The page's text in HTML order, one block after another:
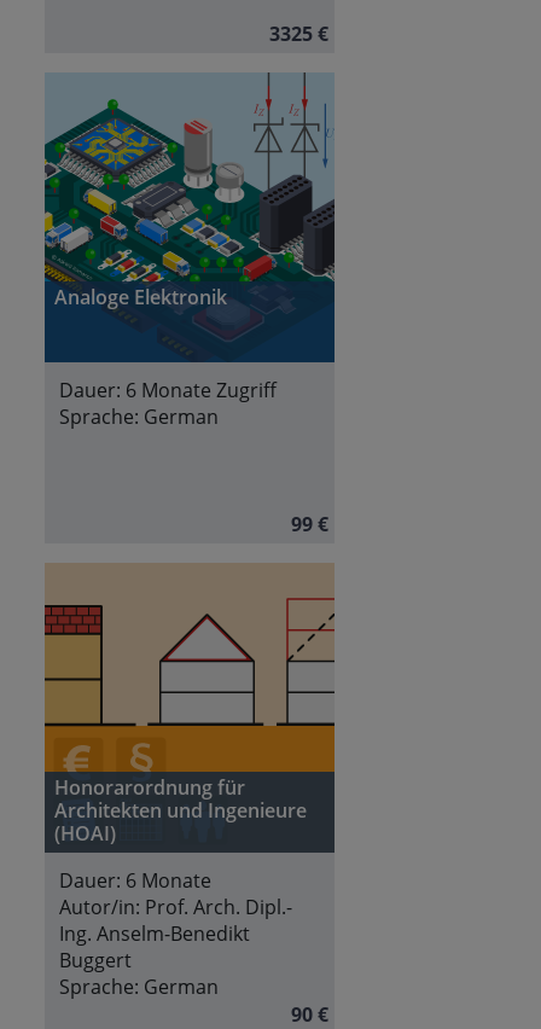
3325 €
Analoge Elektronik
Dauer: 6 Monate Zugriff
Sprache: German
99 €
Honorarordnung für
Architekten und Ingenieure
(HOAI)
Dauer: 6 Monate
Autor/in: Prof. Arch. Dipl.-
Ing. Anselm-Benedikt
Buggert
Sprache: German
90 €